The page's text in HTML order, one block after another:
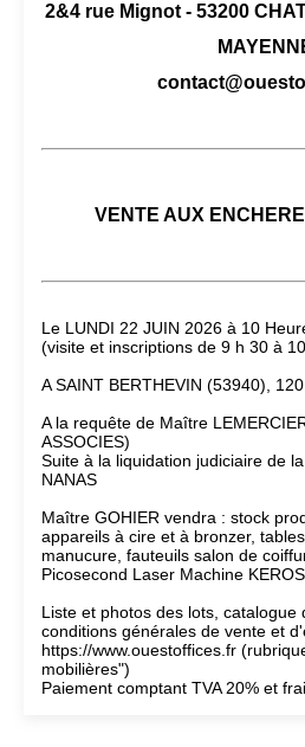
2&4 rue Mignot - 53200
VENTE AUX
Le LUNDI 22 JUIN 2026 à 10
(visite et inscriptions de 9 h 30 à
A SAINT BERTHEVIN (53940),
A la requête de Maître
ASSOCIES)
Suite à la liquidation judiciaire de
NANAS
Maître GOHIER vendra : stock
appareils à cire et à bronzer,
manucure, fauteuils salon de
Picosecond Laser Machine
Liste et photos des lots, catalogue
conditions générales de vente et
https://www.ouestoffices.fr
mobilières")
Paiement comptant TVA 20% et